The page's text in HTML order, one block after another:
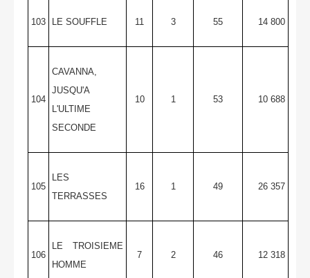
103 LE SOUFFLE 11 3 55 14 800
104
CAVANNA,
JUSQU'A
L'ULTIME
SECONDE
10 1 53 10 688
105
LES
TERRASSES
16 1 49 26 357
106
LE TROISIEME
HOMME
7 2 46 12 318